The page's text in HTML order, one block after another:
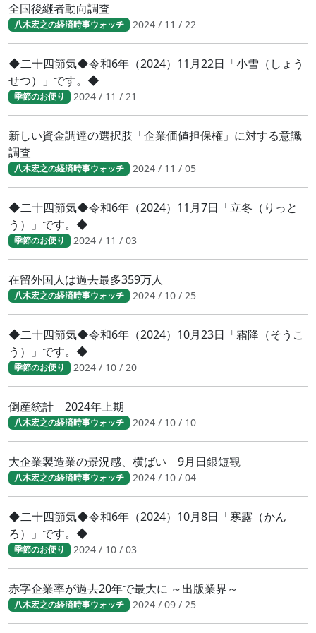
全国後継者動向調査
八木宏之の経済時事ウォッチ 2024 / 11 / 22
◆二十四節気◆令和6年（2024）11月22日「小雪（しょう
せつ）」です。◆
季節のお便り 2024 / 11 / 21
新しい資金調達の選択肢「企業価値担保権」に対する意識
調査
八木宏之の経済時事ウォッチ 2024 / 11 / 05
◆二十四節気◆令和6年（2024）11月7日「立冬（りっと
う）」です。◆
季節のお便り 2024 / 11 / 03
在留外国人は過去最多359万人
八木宏之の経済時事ウォッチ 2024 / 10 / 25
◆二十四節気◆令和6年（2024）10月23日「霜降（そうこ
う）」です。◆
季節のお便り 2024 / 10 / 20
倒産統計 2024年上期
八木宏之の経済時事ウォッチ 2024 / 10 / 10
大企業製造業の景況感、横ばい 9月日銀短観
八木宏之の経済時事ウォッチ 2024 / 10 / 04
◆二十四節気◆令和6年（2024）10月8日「寒露（かん
ろ）」です。◆
季節のお便り 2024 / 10 / 03
赤字企業率が過去20年で最大に ～出版業界～
八木宏之の経済時事ウォッチ 2024 / 09 / 25